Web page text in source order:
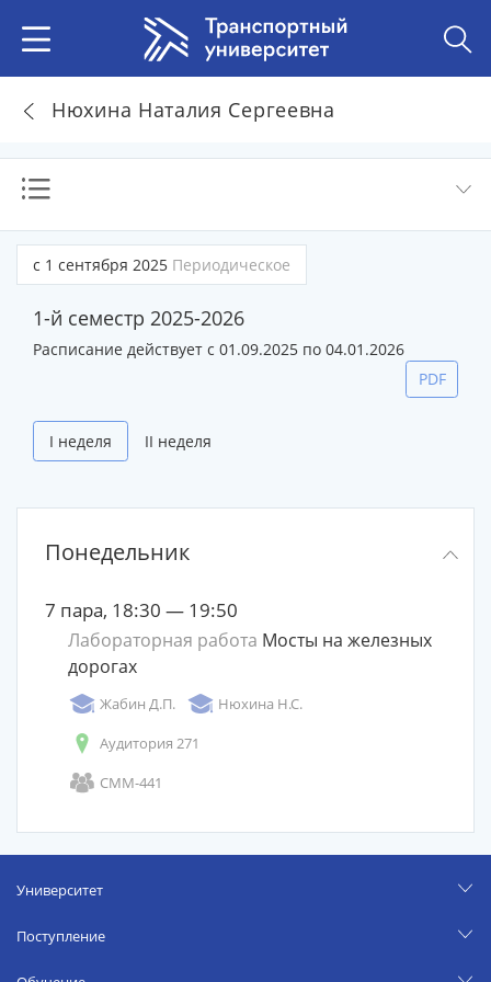
Нюхина Наталия Сергеевна
с 1 сентября 2025 Периодическое
1-й семестр 2025-2026
Расписание действует с 01.09.2025 по 04.01.2026
I неделя II неделя
PDF
Понедельник
7 пара, 18:30 — 19:50
Лабораторная работа Мосты на железных
дорогах
Жабин Д.П.
Нюхина Н.С.
Аудитория 271
СММ-441
Университет
Поступление